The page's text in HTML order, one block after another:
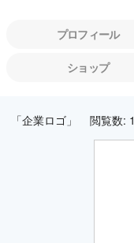
プロフィール
ショップ
「企業ロゴ」 閲覧数: